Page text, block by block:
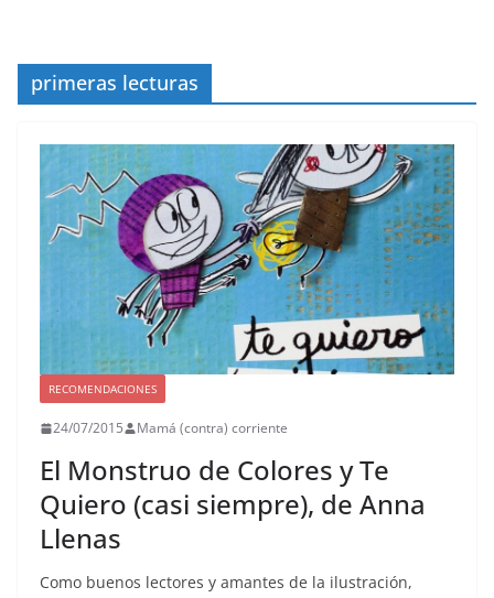
primeras lecturas
RECOMENDACIONES
24/07/2015 Mamá (contra) corriente
El Monstruo de Colores y Te
Quiero (casi siempre), de Anna
Llenas
Como buenos lectores y amantes de la ilustración,